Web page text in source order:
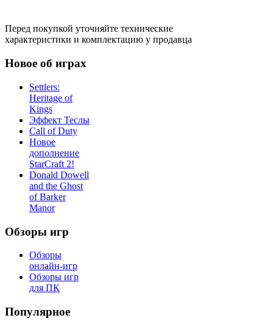
Перед покупкой уточняйте технические
характеристики и комплектацию у продавца
Новое об играх
Settlers:
Heritage of
Kings
Эффект Теслы
Call of Duty
Новое
дополнение
StarCraft 2!
Donald Dowell
and the Ghost
of Barker
Manor
Обзоры игр
Обзоры
онлайн-игр
Обзоры игр
для ПК
Популярное